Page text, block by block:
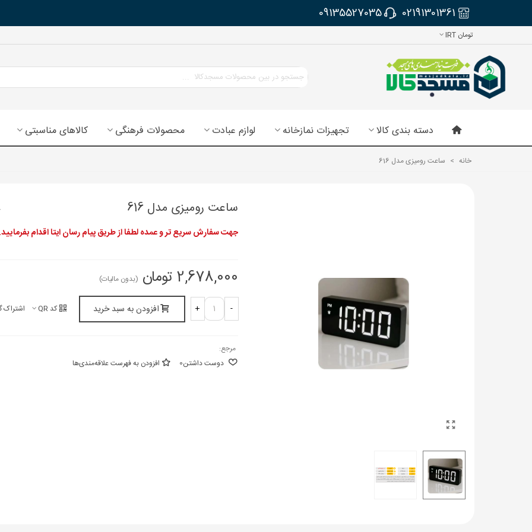
02191301361
09135527035
تومان IRT
دسته بندی کالا تجهیزات نمازخانه لوازم عبادت محصولات فرهنگی کالاهای مناسبتی
خانه > ساعت رومیزی مدل 616
ساعت رومیزی مدل 616
جهت سفارش سریع تر و عمده لطفا از طریق پیام رسان ایتا اقدام
2,678,000 تومان (بدون مالیات)
-
+ افزودن به سبد خرید کد QR اشتراک
مرجع:
دوست داشتن0 افزودن به فهرست علاقه‌مندی‌ها